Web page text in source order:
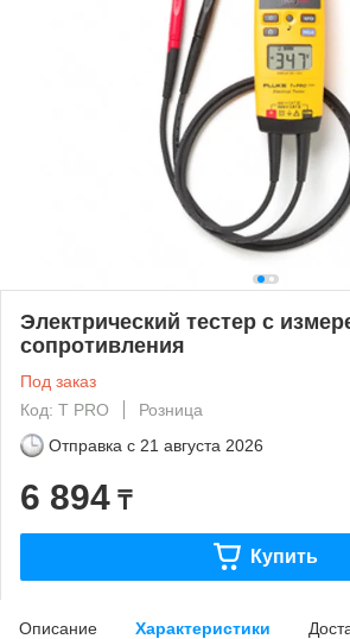
Электрический тестер с
сопротивления
Под заказ
Код: T PRO
Розница
Отправка с 21 августа 2026
6 894 ₸
Купить
Описание Характеристики